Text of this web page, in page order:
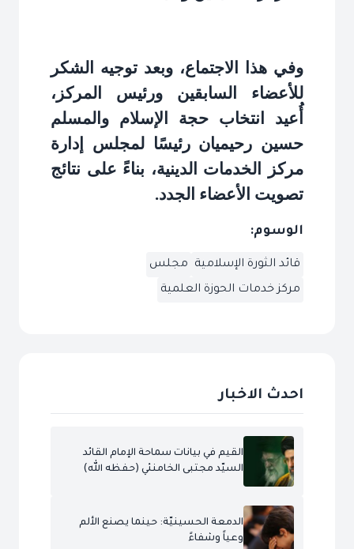
وفي هذا الاجتماع، وبعد توجيه الشكر
للأعضاء السابقين ورئيس المركز،
أُعيد انتخاب حجة الإسلام والمسلم
حسين رحيميان رئيسًا لمجلس إدارة
مركز الخدمات الدينية، بناءً على نتائج
تصويت الأعضاء الجدد.
الوسوم:
قائد الثورة الإسلامية
مجلس
مركز خدمات الحوزة العلمية
احدث الاخبار
القيم في بيانات سماحة الإمام القائد
السيّد مجتبى الخامنئي (حفظه الله)
الدمعة الحسينيّة: حينما يصنع الألم
وعياً وشفاءً